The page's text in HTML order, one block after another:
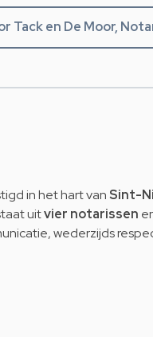
Tack en De Moor,
in het hart vanSint-
uitvier notarissen
wederzijds